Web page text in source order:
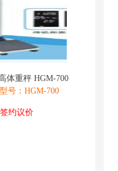
体重秤 HGM-700
号：HGM-700
签约议价